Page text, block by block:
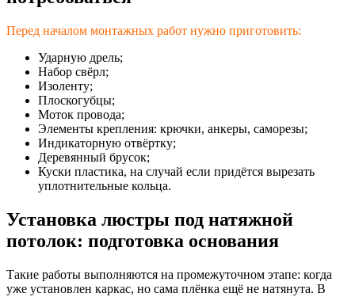
Перед началом монтажных работ нужно приготовить:
Ударную дрель;
Набор свёрл;
Изоленту;
Плоскогубцы;
Моток провода;
Элементы крепления: крючки, анкеры, саморезы;
Индикаторную отвёртку;
Деревянный брусок;
Куски пластика, на случай если придётся вырезать
уплотнительные кольца.
Установка люстры под натяжной
потолок: подготовка основания
Такие работы выполняются на промежуточном этапе: когда
уже установлен каркас, но сама плёнка ещё не натянута. В